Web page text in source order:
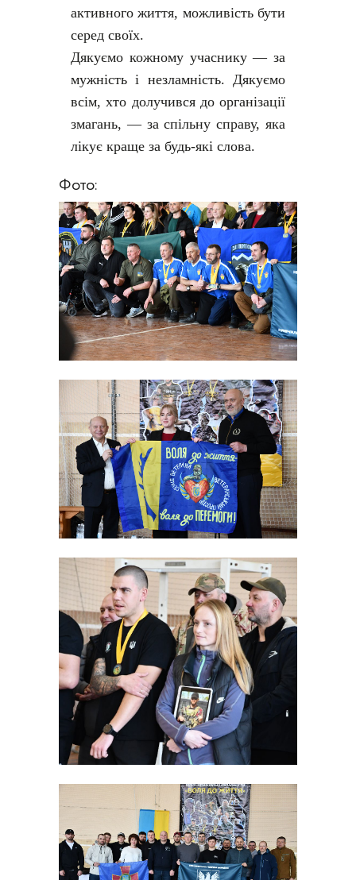
активного життя, можливість бути
серед своїх.
Дякуємо кожному учаснику — за
мужність і незламність. Дякуємо
всім, хто долучився до організації
змагань, — за спільну справу, яка
лікує краще за будь-які слова.
Фото: